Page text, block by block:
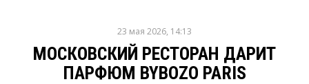
23 мая 2026, 14:13
МОСКОВСКИЙ РЕСТОРАН ДАРИТ
ПАРФЮМ BYBOZO PARIS